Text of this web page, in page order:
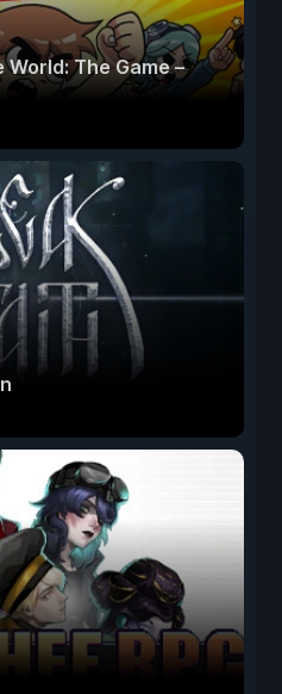
The Game –